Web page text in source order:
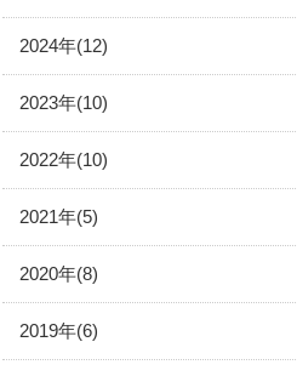
2024年(12)
2023年(10)
2022年(10)
2021年(5)
2020年(8)
2019年(6)